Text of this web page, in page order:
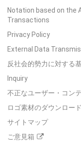
Notation based on the
Transactions
Privacy Policy
External Data
反社会的勢力に対する
Inquiry
不正なユーザー・コン
ロゴ素材のダウンロード
サイトマップ
ご意見箱